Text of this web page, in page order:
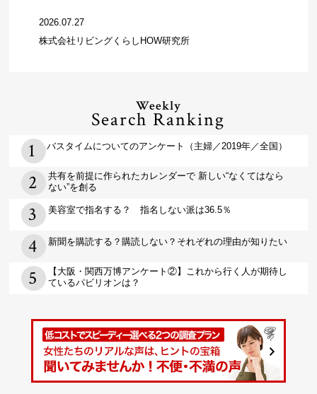
2026.07.27
株式会社リビングくらしHOW研究所
Weekly
Search Ranking
バスタイムについてのアンケート（主婦／2019年／全国）
共有を前提に作られたカレンダーで 新しい“なくてはなら
ない”を創る
美容室で指名する？ 指名しない派は36.5％
新聞を購読する？購読しない？それぞれの理由が知りたい
【大阪・関西万博アンケート②】これから行く人が期待し
ているパビリオンは？